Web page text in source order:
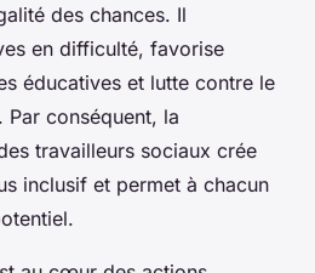
des chances. Il
en difficulté, favorise
éducatives et lutte contre le
conséquent, la
travailleurs sociaux crée
inclusif et permet à chacun